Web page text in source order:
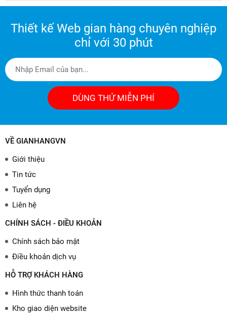
Thiết kế Web gian hàng chuyên nghiệp
chỉ với 30 phút
DÙNG THỬ MIỄN PHÍ
VỀ GIANHANGVN
Giới thiệu
Tin tức
Tuyển dụng
Liên hệ
CHÍNH SÁCH - ĐIỀU KHOẢN
Chính sách bảo mật
Điều khoản dịch vụ
HỖ TRỢ KHÁCH HÀNG
Hình thức thanh toán
Kho giao diện website